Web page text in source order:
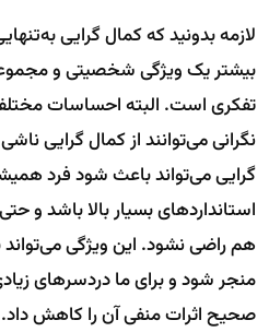
لازمه بدونید که کمال گرایی
بیشتر یک ویژگی شخصیتی و
تفکری است. البته احساسات
نگرانی می‌توانند از کمال گرایی
گرایی می‌تواند باعث شود فرد
استانداردهای بسیار بالا باشد و
هم راضی نشود. این ویژگی
منجر شود و برای ما دردسرهای
صحیح اثرات منفی آن را کاهش داد.